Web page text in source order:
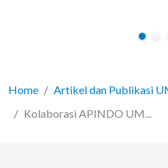
Home
Artikel dan Publikasi
Kolaborasi APINDO UM...